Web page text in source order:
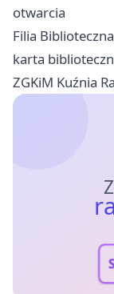
otwarcia
Filia
karta
ZGKiM Kuźnia